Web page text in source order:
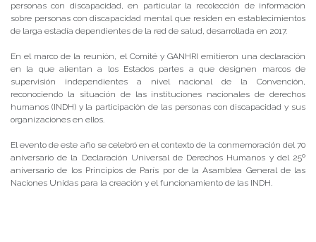
personas con discapacidad, en particular la recolección de información
sobre personas con discapacidad mental que residen en establecimientos
de larga estadía dependientes de la red de salud, desarrollada en 2017.
En el marco de la reunión, el Comité y GANHRI emitieron una declaración
en la que alientan a los Estados partes a que designen marcos de
supervisión independientes a nivel nacional de la Convención,
reconociendo la situación de las instituciones nacionales de derechos
humanos (INDH) y la participación de las personas con discapacidad y sus
organizaciones en ellos.
El evento de este año se celebró en el contexto de la conmemoración del 70
aniversario de la Declaración Universal de Derechos Humanos y del 25º
aniversario de los Principios de París por de la Asamblea General de las
Naciones Unidas para la creación y el funcionamiento de las INDH.